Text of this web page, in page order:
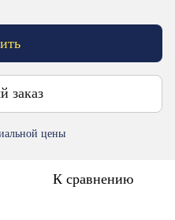
заказ
цены
К сравнению